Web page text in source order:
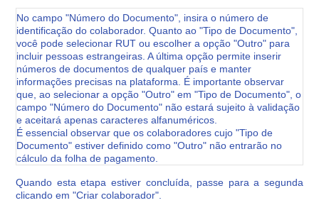
No campo "Número do Documento", insira o número de
identificação do colaborador. Quanto ao "Tipo de Documento",
você pode selecionar RUT ou escolher a opção "Outro" para
incluir pessoas estrangeiras. A última opção permite inserir
números de documentos de qualquer país e manter
informações precisas na plataforma. É importante observar
que, ao selecionar a opção "Outro" em "Tipo de Documento", o
campo "Número do Documento" não estará sujeito à validação
e aceitará apenas caracteres alfanuméricos.
É essencial observar que os colaboradores cujo "Tipo de
Documento" estiver definido como "Outro" não entrarão no
cálculo da folha de pagamento.
Quando esta etapa estiver concluída, passe para a segunda
clicando em "Criar colaborador".